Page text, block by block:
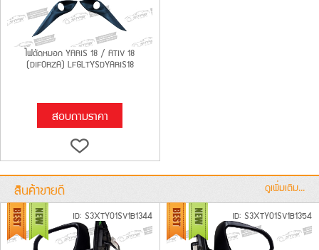
ไฟตัดหมอก YARIS 18 / ATIV 18
(DIFORZA) LFGLTYSDYARIS18
สอบถามราคา
สินค้าขายดี ดูเพิ่มเติม...
ID: S3XTY01SV1B1344 ID: S3XTY01SV1B1354